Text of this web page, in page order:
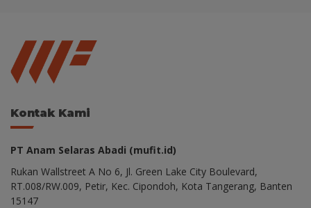
Kontak Kami
PT Anam Selaras Abadi (mufit.id)
Rukan Wallstreet A No 6, Jl. Green Lake City Boulevard,
RT.008/RW.009, Petir, Kec. Cipondoh, Kota Tangerang, Banten
15147